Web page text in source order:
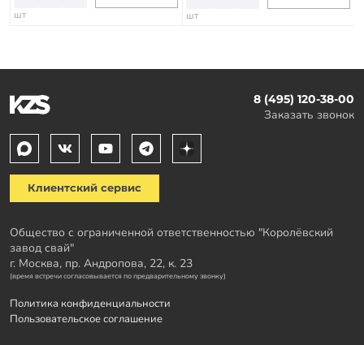
шт шт
8 (495) 120-38-00
Заказать звонок
Клиентский сервис
Общество с ограниченной ответственностью "Королёвский
завод свай"
г. Москва, пр. Андропова, 22, к. 23
(время встречи согласовывается по предварительному звонку)
Политика конфиденциальности
Пользовательское соглашение